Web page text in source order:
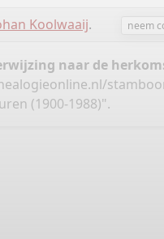
Koolwaaij. neem
naar de
(1900-1988)".